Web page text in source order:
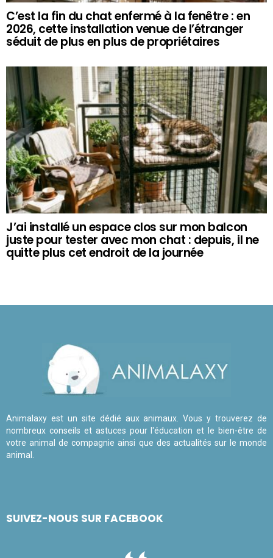
C’est la fin du chat enfermé à la fenêtre : en
2026, cette installation venue de l’étranger
séduit de plus en plus de propriétaires
J’ai installé un espace clos sur mon balcon
juste pour tester avec mon chat : depuis, il ne
quitte plus cet endroit de la journée
Animalaxy est un site dédié aux animaux. Vous y trouverez de
nombreux conseils et astuces pour l'éducation et le bien-être de
votre animal de compagnie ainsi que des actualités sur le monde
animal.
SUIVEZ-NOUS SUR FACEBOOK